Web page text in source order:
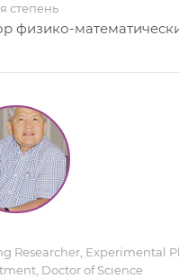
степень
физико-
Researcher, Experimental
Doctor of Science